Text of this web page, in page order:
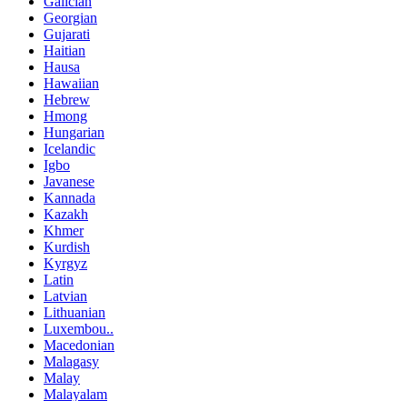
Georgian
Gujarati
Haitian
Hausa
Hawaiian
Hebrew
Hmong
Hungarian
Icelandic
Igbo
Javanese
Kannada
Kazakh
Khmer
Kurdish
Kyrgyz
Latin
Latvian
Lithuanian
Luxembou..
Macedonian
Malagasy
Malay
Malayalam